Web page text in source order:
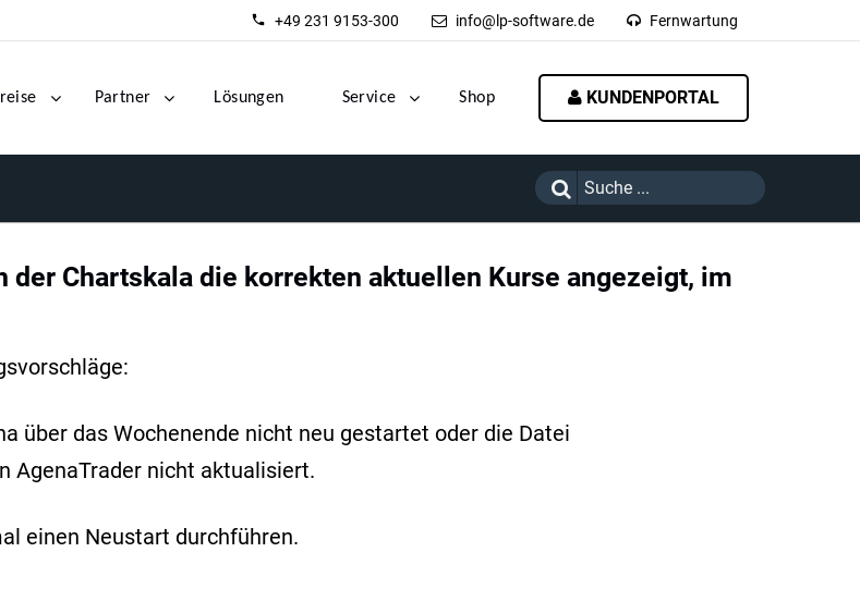
+49 231 9153-300 info@lp-software.de Fernwartung
Partner Lösungen Service Shop KUNDENPORTAL
der Chartskala die korrekten aktuellen Kurse angezeigt, im
über das Wochenende nicht neu gestartet oder die Datei
AgenaTrader nicht aktualisiert.
einen Neustart durchführen.